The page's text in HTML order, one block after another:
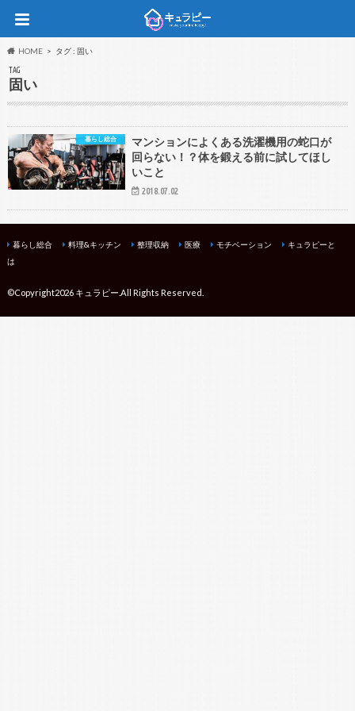
HOME タグ : 固い
TAG
固い
暮らし総合
マンションによくある洗濯機用の蛇口が
回らない！？体を鍛える前に試してほし
いこと
2018.07.02
暮らし総合 料理&キッチン 整理収納 医療 モチベーション
キュラピーと
は
©Copyright2026 キュラピー .All Rights Reserved.